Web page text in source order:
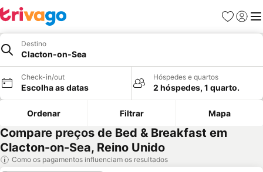
Favoritos
Iniciar
Destino
Clacton-on-Sea
Check-in/out
Escolha as datas
Hóspedes e quartos
2 hóspedes, 1 quarto.
Ordenar Filtrar Mapa
Compare preços de Bed & Breakfast em
Clacton-on-Sea, Reino Unido
Como os pagamentos influenciam os resultados